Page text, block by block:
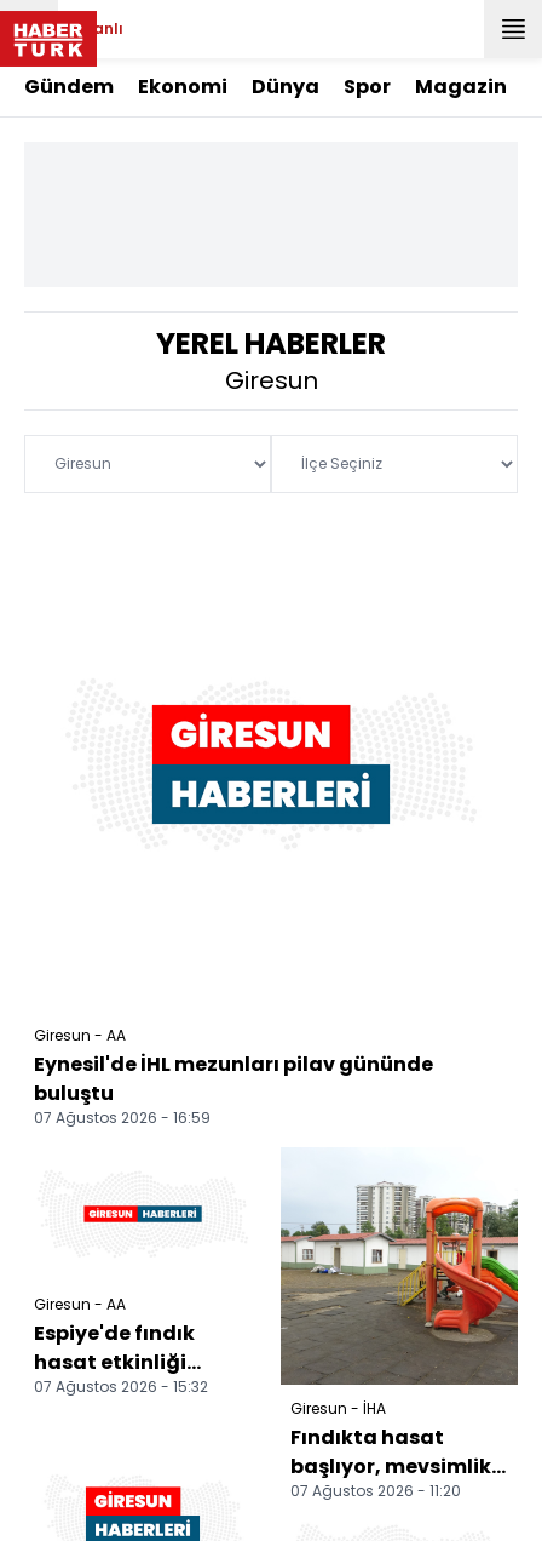
Canlı
Gündem Ekonomi Dünya Spor Magazin
YEREL HABERLER
Giresun
Giresun - AA
Eynesil'de İHL mezunları pilav gününde
buluştu
07 Ağustos 2026 - 16:59
Giresun - AA
Espiye'de fındık
hasat etkinliği
düzenlendi
07 Ağustos 2026 - 15:32
Giresun - İHA
Fındıkta hasat
başlıyor, mevsimlik
işçi yoğunluğu yok
07 Ağustos 2026 - 11:20